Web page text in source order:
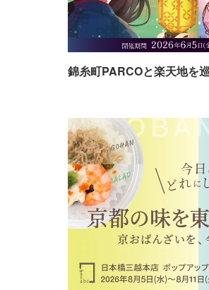
錦糸町PARCOと楽天地を